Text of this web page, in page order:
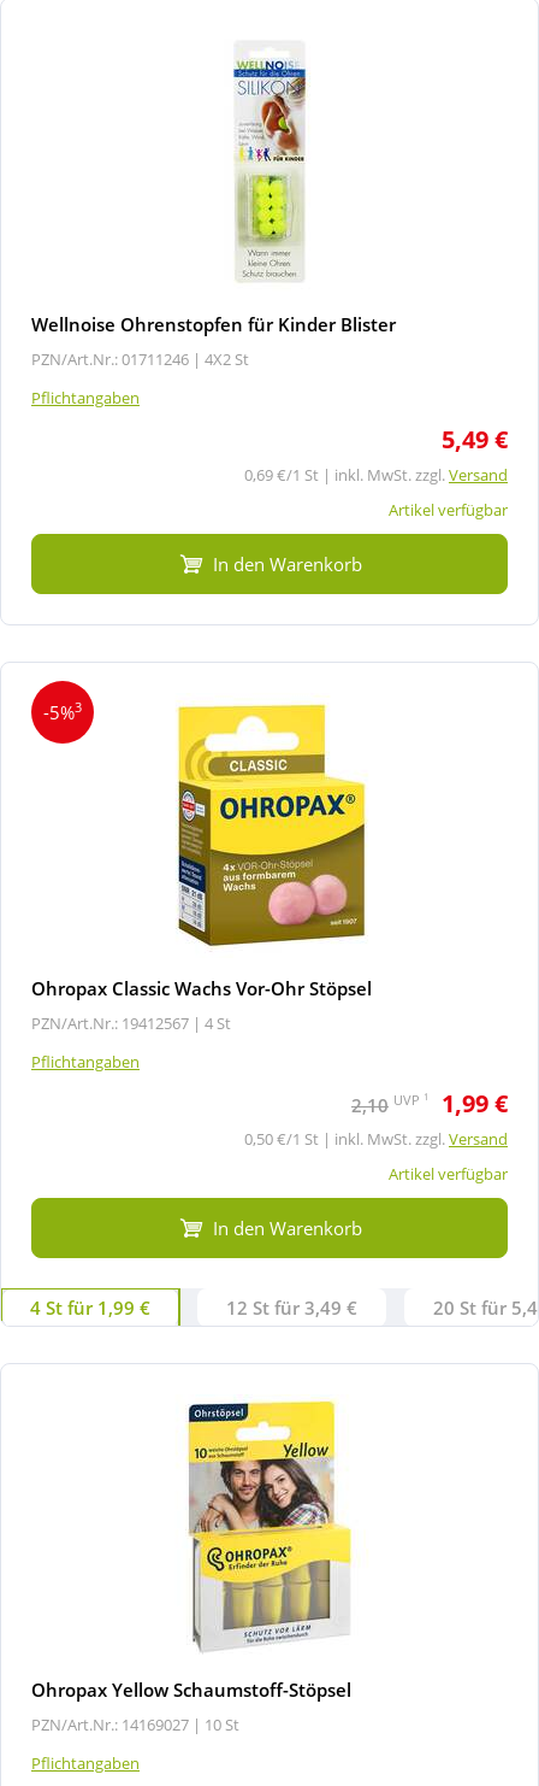
Wellnoise Ohrenstopfen für Kinder Blister
PZN/Art.Nr.: 01711246 | 4X2 St
Pflichtangaben
5,49 €
0,69 €/1 St | inkl. MwSt. zzgl.Versand
Artikel verfügbar
In den Warenkorb
-5%3
Ohropax Classic Wachs Vor-Ohr Stöpsel
PZN/Art.Nr.: 19412567 | 4 St
Pflichtangaben
2,10 UVP 1 1,99 €
0,50 €/1 St | inkl. MwSt. zzgl.Versand
Artikel verfügbar
In den Warenkorb
4 St für 1,99 € 12 St für 3,49 € 20 St für
Ohropax Yellow Schaumstoff-Stöpsel
PZN/Art.Nr.: 14169027 | 10 St
Pflichtangaben